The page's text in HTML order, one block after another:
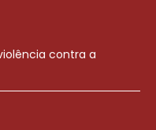
contra a